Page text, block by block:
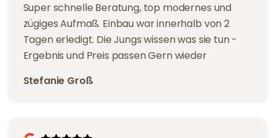
Super schnelle Beratung, top modernes und
zügiges Aufmaß. Einbau war innerhalb von 2
Tagen erledigt. Die Jungs wissen was sie tun -
Ergebnis und Preis passen Gern wieder
Stefanie Groß